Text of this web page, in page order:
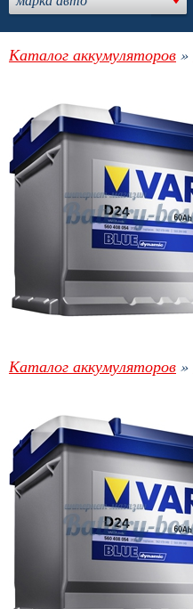
Каталог аккумуляторов »
Каталог аккумуляторов »